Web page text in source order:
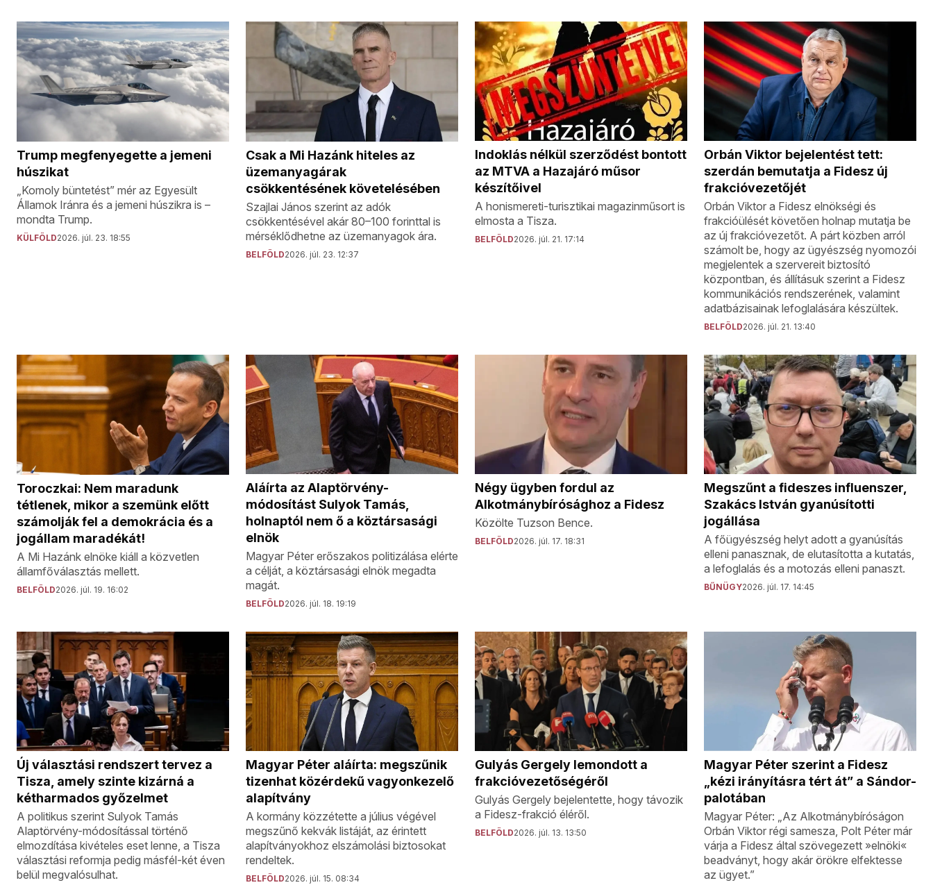
Trump megfenyegette a jemeni
húszikat
„Komoly büntetést” mér az Egyesült
Államok Iránra és a jemeni húszikra is –
mondta Trump.
KÜLFÖLD2026. júl. 23. 18:55
Csak a Mi Hazánk hiteles az
üzemanyagárak
csökkentésének követelésében
Szajlai János szerint az adók
csökkentésével akár 80–100 forinttal is
mérséklődhetne az üzemanyagok ára.
BELFÖLD2026. júl. 23. 12:37
Indoklás nélkül szerződést bontott
az MTVA a Hazajáró műsor
készítőivel
A honismereti-turisztikai magazinműsort is
elmosta a Tisza.
BELFÖLD2026. júl. 21. 17:14
Orbán Viktor bejelentést tett:
szerdán bemutatja a Fidesz új
frakcióvezetőjét
Orbán Viktor a Fidesz elnökségi és
frakcióülését követően holnap mutatja be
az új frakcióvezetőt. A párt közben arról
számolt be, hogy az ügyészség nyomozói
megjelentek a szervereit biztosító
központban, és állításuk szerint a Fidesz
kommunikációs rendszerének, valamint
adatbázisainak lefoglalására készültek.
BELFÖLD2026. júl. 21. 13:40
Toroczkai: Nem maradunk
tétlenek, mikor a szemünk előtt
számolják fel a demokrácia és a
jogállam maradékát!
A Mi Hazánk elnöke kiáll a közvetlen
államfőválasztás mellett.
BELFÖLD2026. júl. 19. 16:02
Aláírta az Alaptörvény-
módosítást Sulyok Tamás,
holnaptól nem ő a köztársasági
elnök
Magyar Péter erőszakos politizálása elérte
a célját, a köztársasági elnök megadta
magát.
BELFÖLD2026. júl. 18. 19:19
Négy ügyben fordul az
Alkotmánybírósághoz a Fidesz
Közölte Tuzson Bence.
BELFÖLD2026. júl. 17. 18:31
Megszűnt a fideszes influenszer,
Szakács István gyanúsítotti
jogállása
A főügyészség helyt adott a gyanúsítás
elleni panasznak, de elutasította a kutatás,
a lefoglalás és a motozás elleni panaszt.
BŰNÜGY2026. júl. 17. 14:45
Új választási rendszert tervez a
Tisza, amely szinte kizárná a
kétharmados győzelmet
A politikus szerint Sulyok Tamás
Alaptörvény-módosítással történő
elmozdítása kivételes eset lenne, a Tisza
választási reformja pedig másfél-két éven
belül megvalósulhat.
Magyar Péter aláírta: megszűnik
tizenhat közérdekű vagyonkezelő
alapítvány
A kormány közzétette a július végével
megszűnő kekvák listáját, az érintett
alapítványokhoz elszámolási biztosokat
rendeltek.
BELFÖLD2026. júl. 15. 08:34
Gulyás Gergely lemondott a
frakcióvezetőségéről
Gulyás Gergely bejelentette, hogy távozik
a Fidesz-frakció éléről.
BELFÖLD2026. júl. 13. 13:50
Magyar Péter szerint a Fidesz
„kézi irányításra tért át” a Sándor-
palotában
Magyar Péter: „Az Alkotmánybíróságon
Orbán Viktor régi samesza, Polt Péter már
várja a Fidesz által szövegezett »elnöki«
beadványt, hogy akár örökre elfektesse
az ügyet.”